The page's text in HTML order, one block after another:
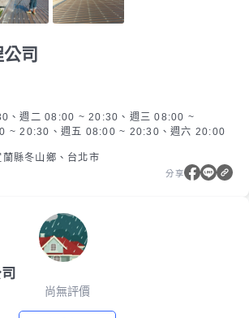
司
、週二 08:00 ~ 20:30、週三 08:00 ~
~ 20:30、週五 08:00 ~ 20:30、週六 20:00
蘭縣冬山鄉、台北市
分享
尚無評價